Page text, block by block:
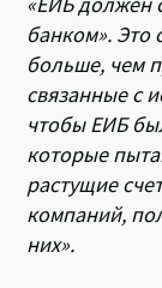
банком». Это
больше, чем
связанные с
чтобы ЕИБ
которые
растущие
компаний,
них».